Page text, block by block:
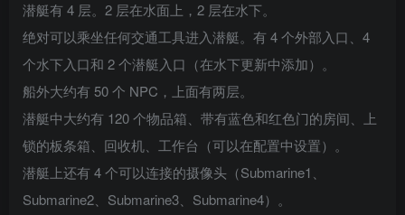
潜艇有 4 层。2 层在水面上，2 层在水下。
绝对可以乘坐任何交通工具进入潜艇。有 4 个外部入口、4
个水下入口和 2 个潜艇入口（在水下更新中添加）。
船外大约有 50 个 NPC，上面有两层。
潜艇中大约有 120 个物品箱、带有蓝色和红色门的房间、上
锁的板条箱、回收机、工作台（可以在配置中设置）。
潜艇上还有 4 个可以连接的摄像头（Submarine1、
Submarine2、Submarine3、Submarine4）。